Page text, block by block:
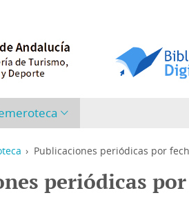
› Publicaciones periódicas por
periódicas